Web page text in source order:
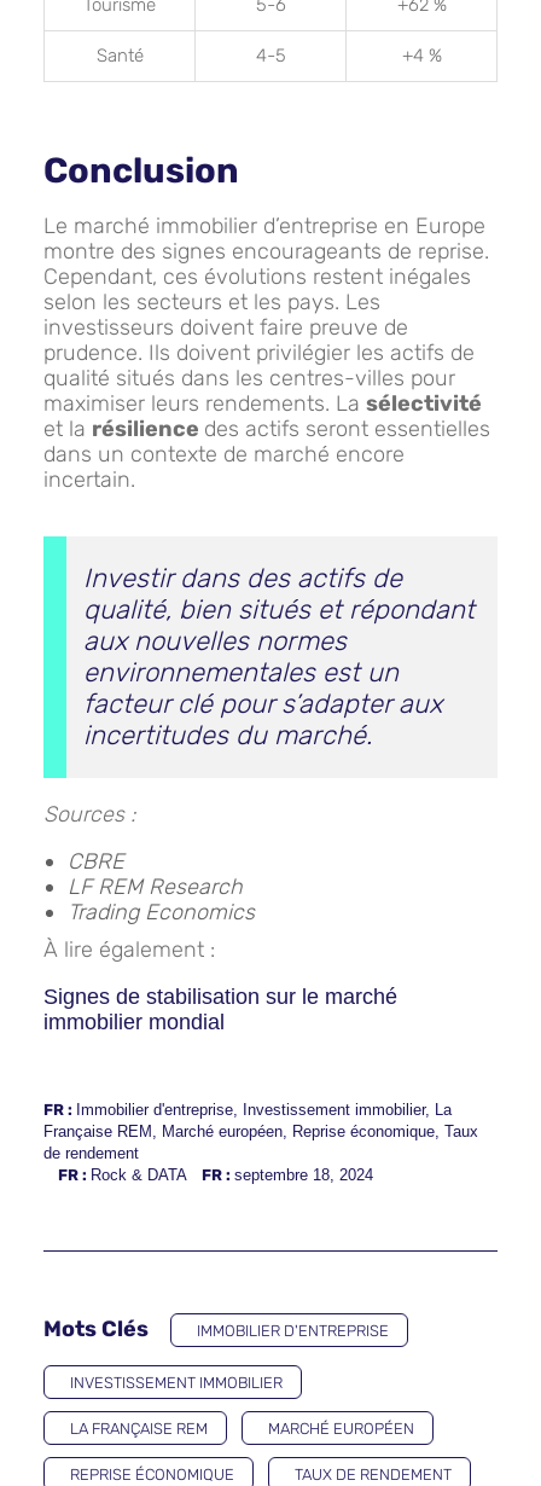
Tourisme 5-6 +62 %
Santé 4-5 +4 %
Conclusion
Le marché immobilier d’entreprise en Europe
montre des signes encourageants de reprise.
Cependant, ces évolutions restent inégales
selon les secteurs et les pays. Les
investisseurs doivent faire preuve de
prudence. Ils doivent privilégier les actifs de
qualité situés dans les centres-villes pour
maximiser leurs rendements. La sélectivité
et la résilience des actifs seront essentielles
dans un contexte de marché encore
incertain.
Investir dans des actifs de
qualité, bien situés et répondant
aux nouvelles normes
environnementales est un
facteur clé pour s’adapter aux
incertitudes du marché.
Sources :
CBRE
LF REM Research
Trading Economics
À lire également :
Signes de stabilisation sur le marché
immobilier mondial
FR : Immobilier d'entreprise, Investissement immobilier, La
Française REM , Marché européen, Reprise économique, Taux
de rendement
FR : Rock & DATA FR : septembre 18, 2024
Mots Clés IMMOBILIER D'ENTREPRISE
INVESTISSEMENT IMMOBILIER
LA FRANÇAISE REM MARCHÉ EUROPÉEN
REPRISE ÉCONOMIQUE TAUX DE RENDEMENT